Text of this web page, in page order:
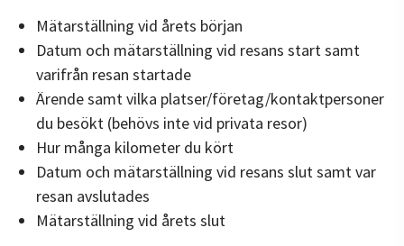
Mätarställning vid årets början
Datum och mätarställning vid resans start samt
varifrån resan startade
Ärende samt vilka platser/företag/kontaktpersoner
du besökt (behövs inte vid privata resor)
Hur många kilometer du kört
Datum och mätarställning vid resans slut samt var
resan avslutades
Mätarställning vid årets slut